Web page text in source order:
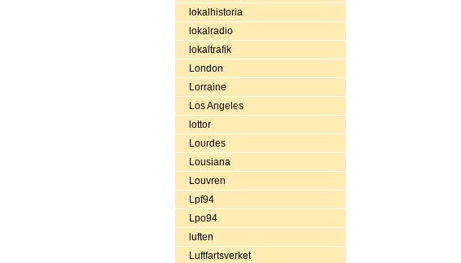
lokalhistoria
lokalradio
lokaltrafik
London
Lorraine
Los Angeles
lottor
Lourdes
Lousiana
Louvren
Lpf94
Lpo94
luften
Luftfartsverket